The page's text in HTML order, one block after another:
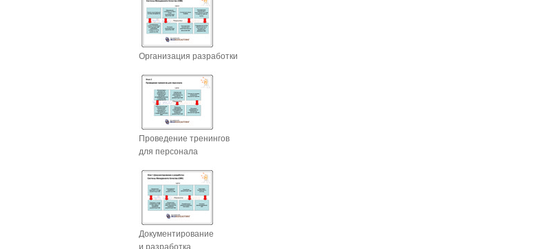
Организация разработки
Проведение тренингов
для персонала
Документирование
и разработка